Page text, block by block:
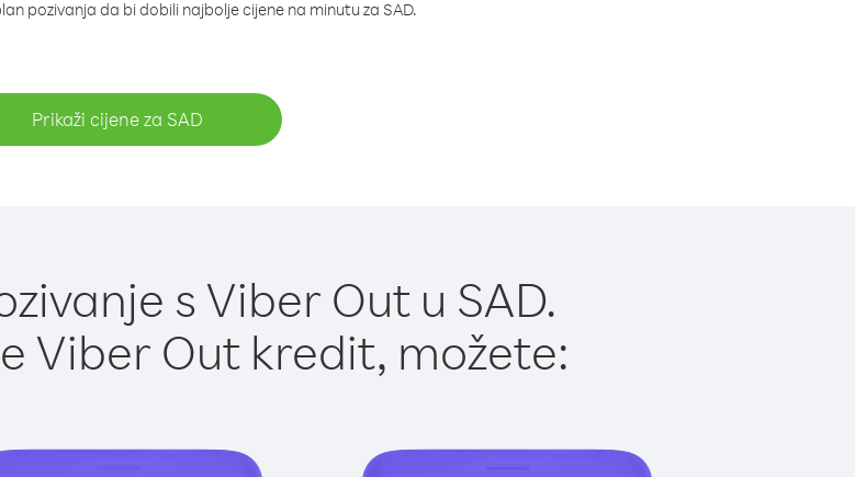
pozivanja da bi dobili najbolje cijene na minutu za SAD.
Prikaži cijene za SAD
s Viber Out u SAD.
Viber Out kredit, možete: